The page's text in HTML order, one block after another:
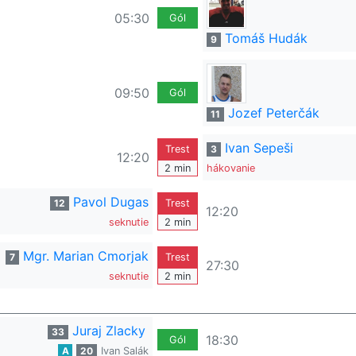
05:30
Gól
9
Tomáš Hudák
09:50
Gól
11
Jozef Peterčák
12:20
Trest
2 min
3 Ivan Sepeši
hákovanie
12 Pavol Dugas
seknutie
Trest
2 min
12:20
7 Mgr. Marian Cmorjak
seknutie
Trest
2 min
27:30
33 Juraj Zlacky
A 20 Ivan Salák
Gól 18:30